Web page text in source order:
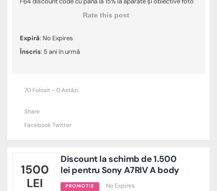
Rate this post
Expiră: No Expires
Înscris: 5 ani în urmă
70 Folosit - 0 Astăzi
Share
FacebookTwitter
1500
LEI
Discount la schimb de 1.500
lei pentru Sony A7RIV A body
PROMOTIE No Expires